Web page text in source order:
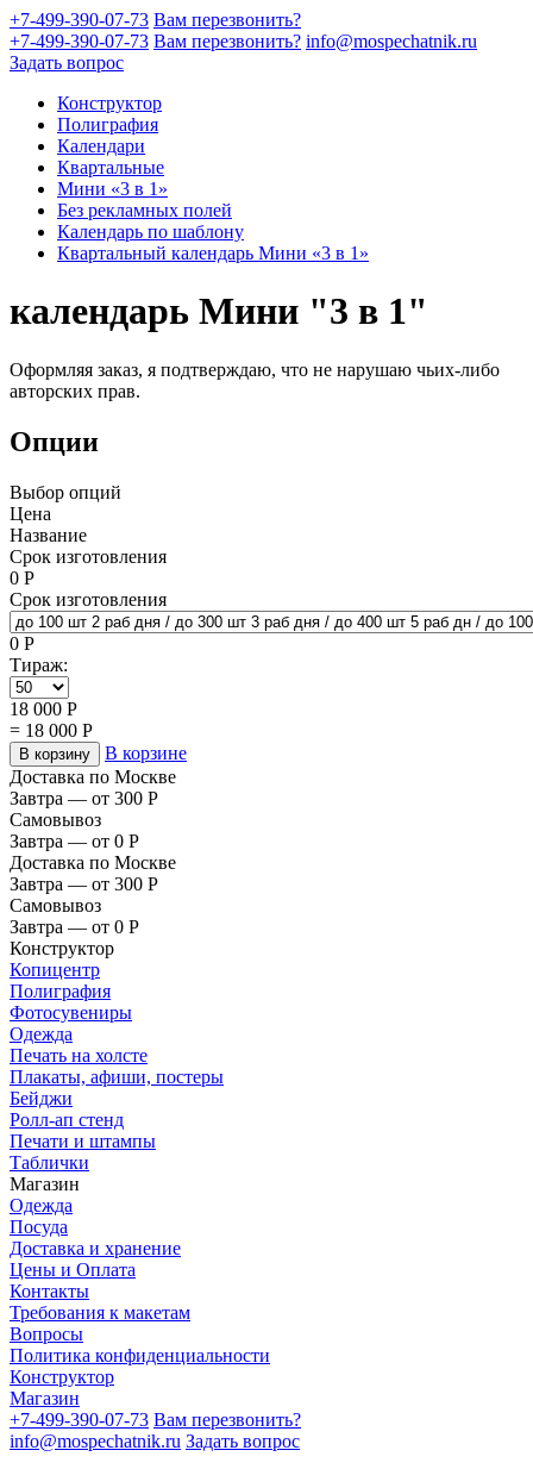
+7-499-390-07-73 Вам перезвонить?
+7-499-390-07-73 Вам перезвонить? info@mospechatnik.ru
Задать вопрос
Конструктор
Полиграфия
Календари
Квартальные
Мини «3 в 1»
Без рекламных полей
Календарь по шаблону
Квартальный календарь Мини «3 в 1»
календарь Мини "3 в 1"
Оформляя заказ, я подтверждаю, что не нарушаю чьих-либо
авторских прав.
Опции
Выбор опций
Цена
Название
Срок изготовления
0 Р
Срок изготовления
0 Р
Тираж:
18 000 Р
= 18 000 Р
В корзину
В корзине
Доставка по Москве
Завтра — от 300 Р
Самовывоз
Завтра — от 0 Р
Доставка по Москве
Завтра — от 300 Р
Самовывоз
Завтра — от 0 Р
Конструктор
Копицентр
Полиграфия
Фотосувениры
Одежда
Печать на холсте
Плакаты, афиши, постеры
Бейджи
Ролл-ап стенд
Печати и штампы
Таблички
Магазин
Одежда
Посуда
Доставка и хранение
Цены и Оплата
Контакты
Требования к макетам
Вопросы
Политика конфиденциальности
Конструктор
Магазин
+7-499-390-07-73 Вам перезвонить?
info@mospechatnik.ru Задать вопрос